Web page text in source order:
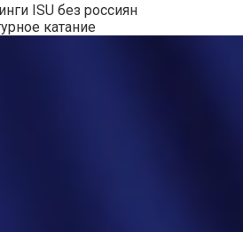
ISU без россиян
катание